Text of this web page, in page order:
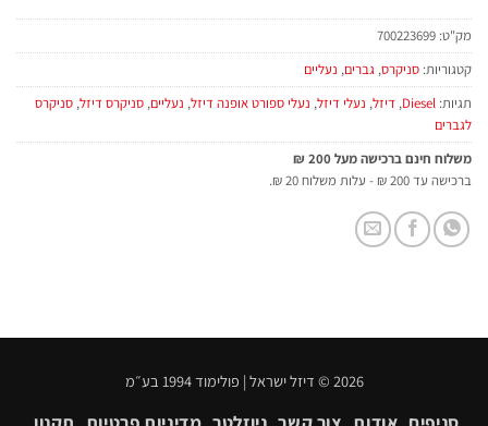
מק"ט: 700223699
קטגוריות: סניקרס, גברים, נעליים
תגיות: Diesel
, דיזל, נעלי דיזל, נעלי ספורט אופנה דיזל, נעליים, סניקרס דיזל, סניקרס
לגברים
משלוח חינם ברכישה מעל 200 ₪
ברכישה עד 200 ₪ - עלות משלוח 20 ₪.
2026 © דיזל ישראל | פולימוד 1994 בע״מ